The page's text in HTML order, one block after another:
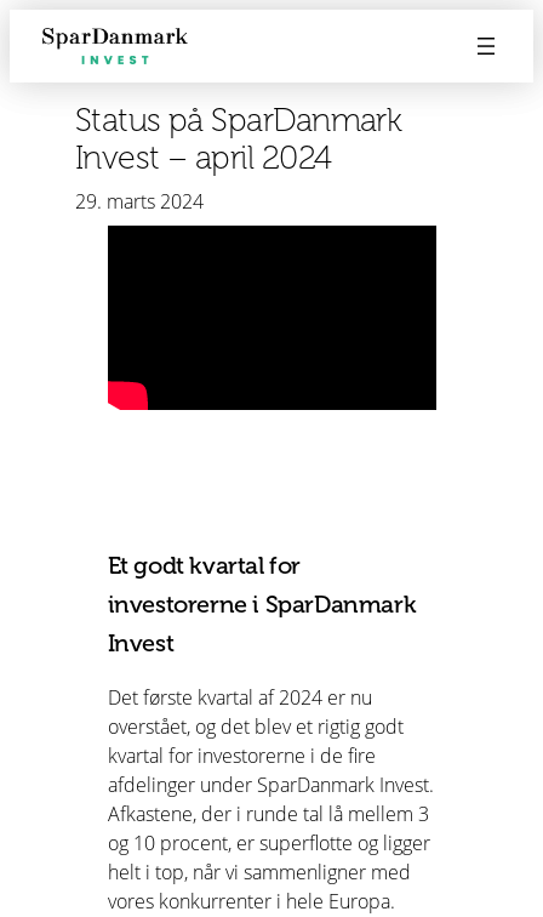
Spring
indhold
Status på SparDanmark
Invest – april 2024
29. marts 2024
Et godt kvartal for
investorerne i SparDanmark
Invest
Det første kvartal af 2024 er nu
overstået, og det blev et rigtig godt
kvartal for investorerne i de fire
afdelinger under SparDanmark Invest.
Afkastene, der i runde tal lå mellem 3
og 10 procent, er superflotte og ligger
helt i top, når vi sammenligner med
vores konkurrenter i hele Europa.